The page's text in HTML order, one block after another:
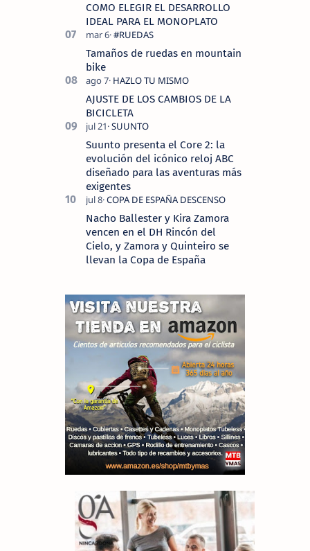
COMO ELEGIR EL DESARROLLO
IDEAL PARA EL MONOPLATO
Tamaños de ruedas en mountain
bike
AJUSTE DE LOS CAMBIOS DE LA
BICICLETA
Suunto presenta el Core 2: la
evolución del icónico reloj ABC
diseñado para las aventuras más
exigentes
Nacho Ballester y Kira Zamora
vencen en el DH Rincón del
Cielo, y Zamora y Quinteiro se
llevan la Copa de España